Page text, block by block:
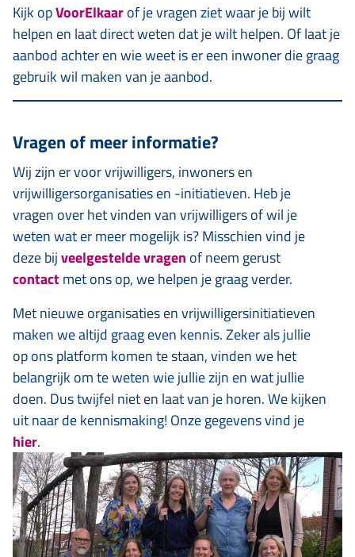
Kijk opVoorElkaarof je vragen ziet waar je bij wilt
helpen en laat direct weten dat je wilt helpen. Of laat je
aanbod achter en wie weet is er een inwoner die graag
gebruik wil maken van je aanbod.
Vragen of meer informatie?
Wij zijn er voor vrijwilligers, inwoners en
vrijwilligersorganisaties en -initiatieven. Heb je
vragen over het vinden van vrijwilligers of wil je
weten wat er meer mogelijk is? Misschien vind je
deze bijveelgestelde vragen of neem gerust
contactmet ons op, we helpen je graag verder.
Met nieuwe organisaties en vrijwilligersinitiatieven
maken we altijd graag even kennis. Zeker als jullie
op ons platform komen te staan, vinden we het
belangrijk om te weten wie jullie zijn en wat jullie
doen. Dus twijfel niet en laat van je horen. We kijken
uit naar de kennismaking! Onze gegevens vind je
hier.